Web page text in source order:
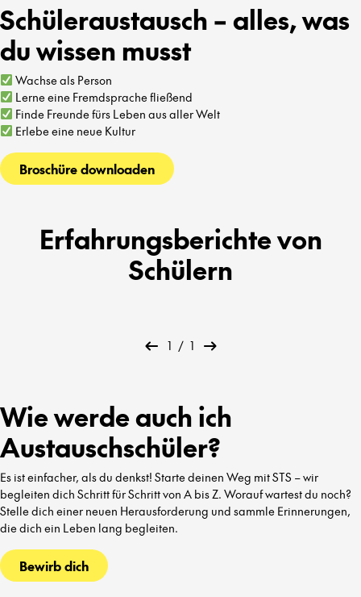
Schüleraustausch – alles, was
du wissen musst
Wachse als Person
Lerne eine Fremdsprache fließend
Finde Freunde fürs Leben aus aller Welt
Erlebe eine neue Kultur
Broschüre downloaden
Erfahrungsberichte von
Schülern
1 / 1
Wie werde auch ich
Austauschschüler?
Es ist einfacher, als du denkst! Starte deinen Weg mit STS – wir
begleiten dich Schritt für Schritt von A bis Z. Worauf wartest du noch?
Stelle dich einer neuen Herausforderung und sammle Erinnerungen,
die dich ein Leben lang begleiten.
Bewirb dich